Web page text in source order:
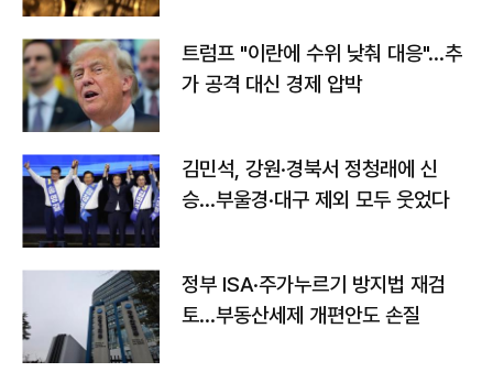
트럼프 "이란에 수위 낮춰 대응"…추
가 공격 대신 경제 압박
김민석, 강원·경북서 정청래에 신
승…부울경·대구 제외 모두 웃었다
정부 ISA·주가누르기 방지법 재검
토…부동산세제 개편안도 손질